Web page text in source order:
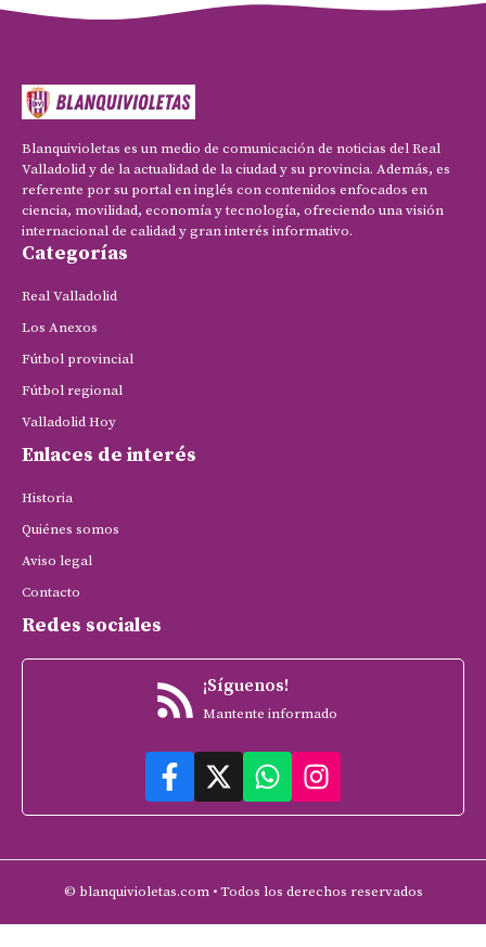
Blanquivioletas es un medio de comunicación de noticias del Real
Valladolid y de la actualidad de la ciudad y su provincia. Además, es
referente por su portal en inglés con contenidos enfocados en
ciencia, movilidad, economía y tecnología, ofreciendo una visión
internacional de calidad y gran interés informativo.
Categorías
Real Valladolid
Los Anexos
Fútbol provincial
Fútbol regional
Valladolid Hoy
Enlaces de interés
Historia
Quiénes somos
Aviso legal
Contacto
Redes sociales
¡Síguenos!
Mantente informado
© blanquivioletas.com • Todos los derechos reservados